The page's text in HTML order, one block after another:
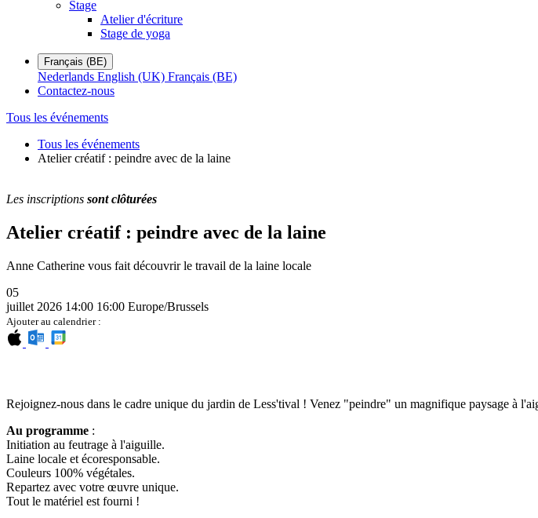
Stage
Atelier d'écriture
Stage de yoga
Français (BE)
Nederlands English (UK) Français (BE)
Contactez-nous
Tous les événements
Tous les événements
Atelier créatif : peindre avec de la laine
Les inscriptions sont clôturées
Atelier créatif : peindre avec de la laine
Anne Catherine vous fait découvrir le travail de la laine locale
05
juillet 2026 14:00 16:00 Europe/Brussels
Ajouter au calendrier :
Rejoignez-nous dans le cadre unique du jardin de Less'tival ! Venez "peindre" un magnifique paysage à
Au programme :
Initiation au feutrage à l'aiguille.
Laine locale et écoresponsable.
Couleurs 100% végétales.
Repartez avec votre œuvre unique.
Tout le matériel est fourni !